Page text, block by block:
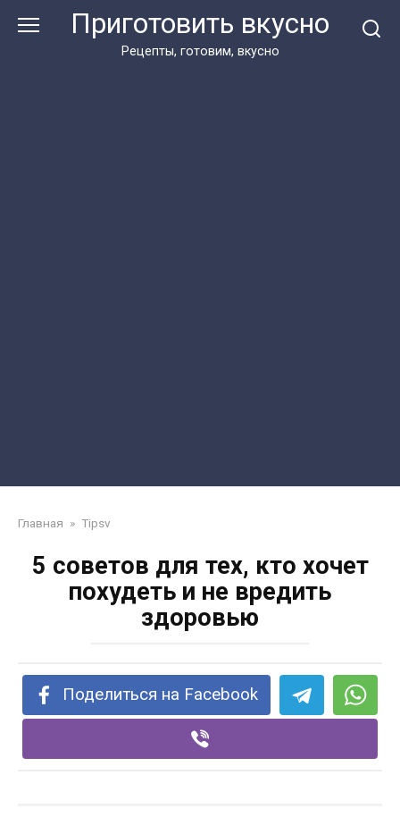
Приготовить вкусно
Рецепты, готовим, вкусно
Главная » Tipsv
5 советов для тех, кто хочет
похудеть и не вредить
здоровью
Поделиться на Facebook